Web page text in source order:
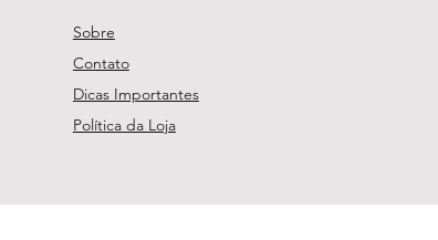
Sobre
Contato
Dicas Importantes
Política da Loja